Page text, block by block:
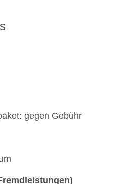
gegen Gebühr